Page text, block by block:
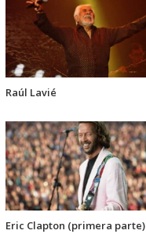
Raúl Lavié
Eric Clapton (primera parte)